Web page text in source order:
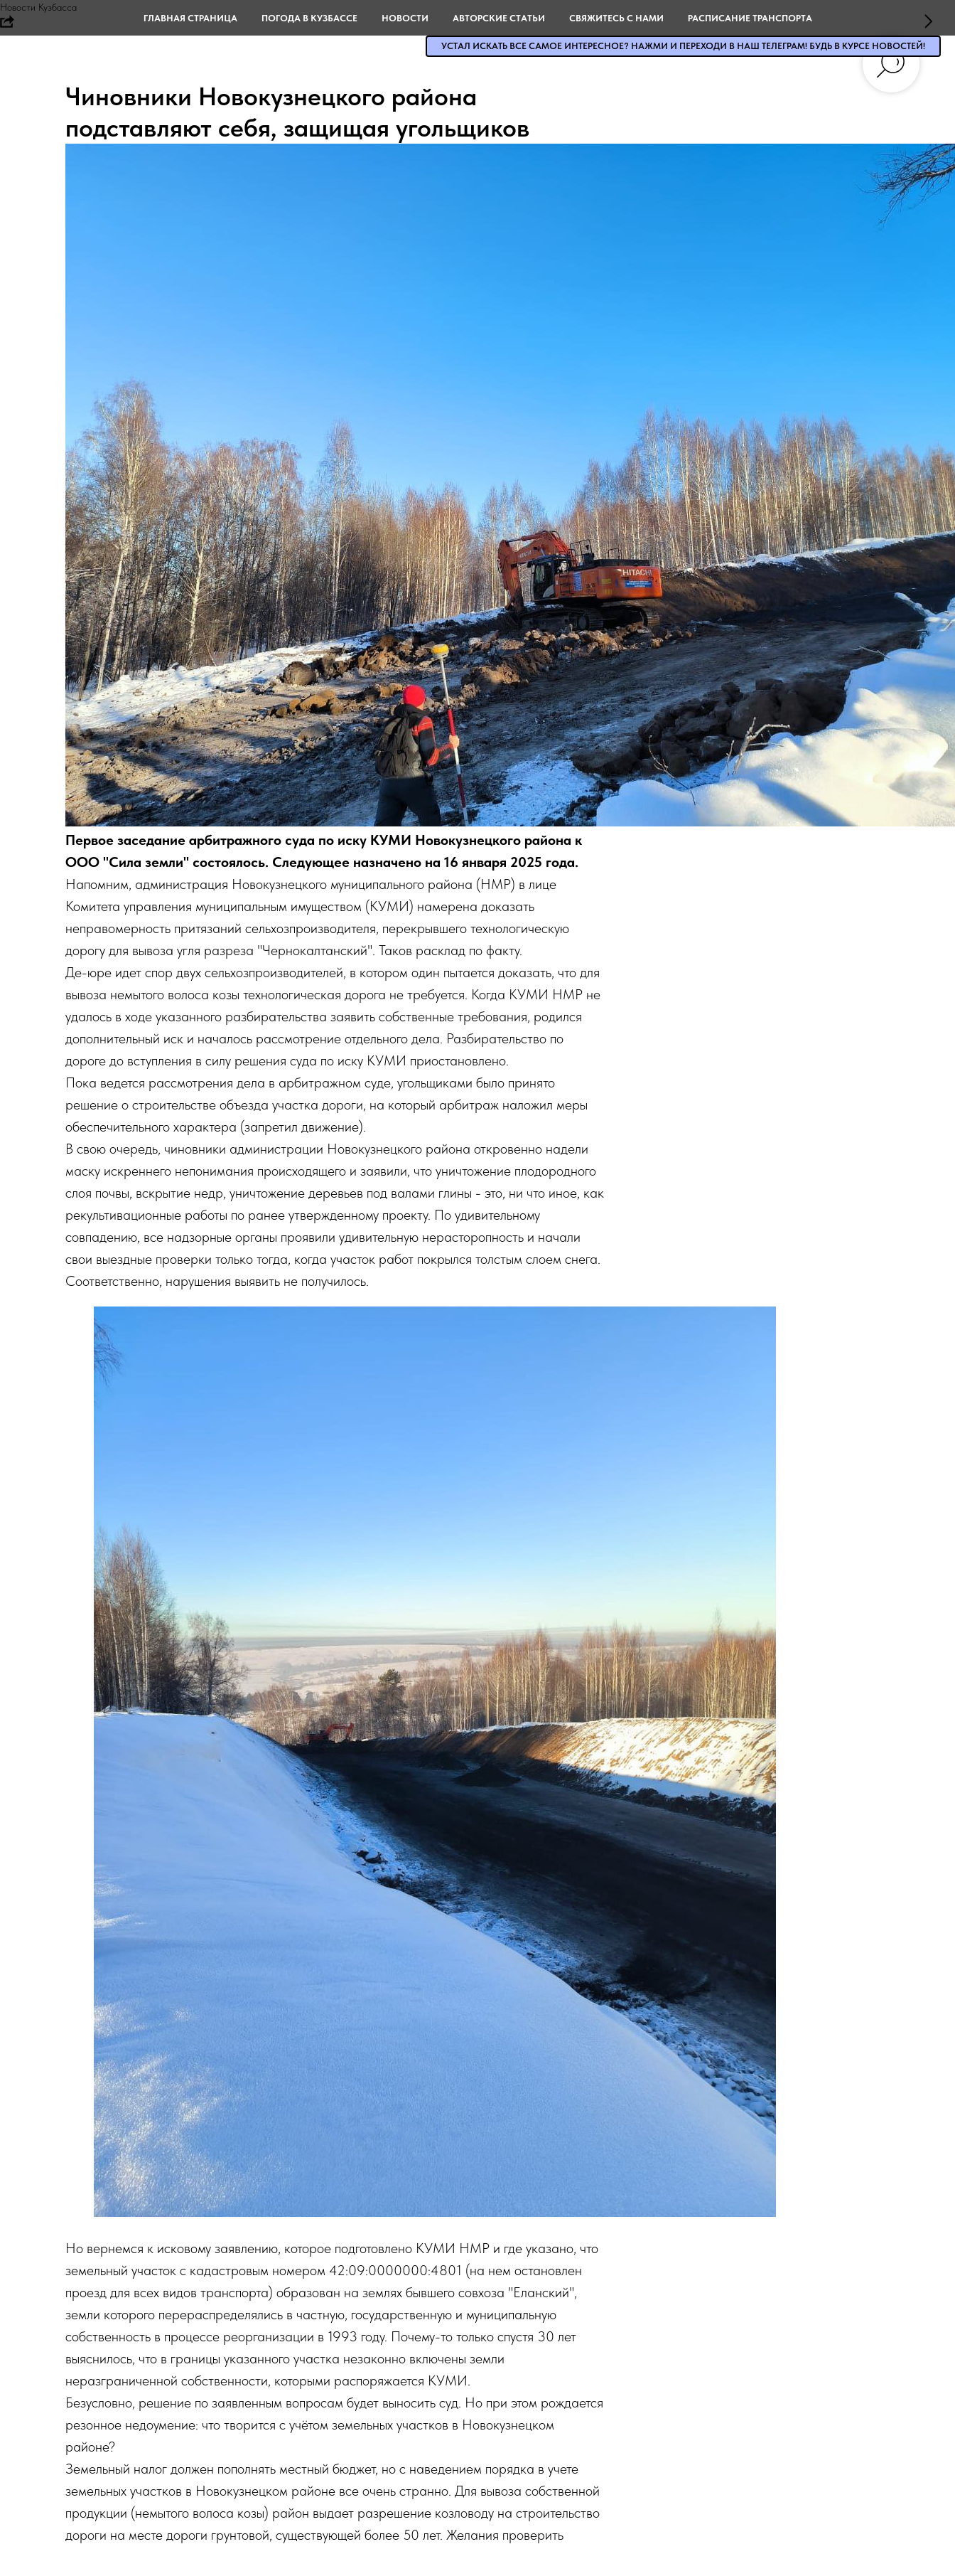
Новости Кузбасса
Чиновники Новокузнецкого района
подставляют себя, защищая угольщиков
Первое заседание арбитражного суда по иску КУМИ Новокузнецкого района к
ООО "Сила земли" состоялось. Следующее назначено на 16 января 2025 года.
Напомним, администрация Новокузнецкого муниципального района (НМР) в лице
Комитета управления муниципальным имуществом (КУМИ) намерена доказать
неправомерность притязаний сельхозпроизводителя, перекрывшего технологическую
дорогу для вывоза угля разреза "Чернокалтанский". Таков расклад по факту.
Де-юре идет спор двух сельхозпроизводителей, в котором один пытается доказать, что для
вывоза немытого волоса козы технологическая дорога не требуется. Когда КУМИ НМР не
удалось в ходе указанного разбирательства заявить собственные требования, родился
дополнительный иск и началось рассмотрение отдельного дела. Разбирательство по
дороге до вступления в силу решения суда по иску КУМИ приостановлено.
Пока ведется рассмотрения дела в арбитражном суде, угольщиками было принято
решение о строительстве объезда участка дороги, на который арбитраж наложил меры
обеспечительного характера (запретил движение).
В свою очередь, чиновники администрации Новокузнецкого района откровенно надели
маску искреннего непонимания происходящего и заявили, что уничтожение плодородного
слоя почвы, вскрытие недр, уничтожение деревьев под валами глины - это, ни что иное, как
рекультивационные работы по ранее утвержденному проекту. По удивительному
совпадению, все надзорные органы проявили удивительную нерасторопность и начали
свои выездные проверки только тогда, когда участок работ покрылся толстым слоем снега.
Соответственно, нарушения выявить не получилось.
Но вернемся к исковому заявлению, которое подготовлено КУМИ НМР и где указано, что
земельный участок с кадастровым номером 42:09:0000000:4801 (на нем остановлен
проезд для всех видов транспорта) образован на землях бывшего совхоза "Еланский",
земли которого перераспределялись в частную, государственную и муниципальную
собственность в процессе реорганизации в 1993 году. Почему-то только спустя 30 лет
выяснилось, что в границы указанного участка незаконно включены земли
неразграниченной собственности, которыми распоряжается КУМИ.
Безусловно, решение по заявленным вопросам будет выносить суд. Но при этом рождается
резонное недоумение: что творится с учётом земельных участков в Новокузнецком
районе?
Земельный налог должен пополнять местный бюджет, но с наведением порядка в учете
земельных участков в Новокузнецком районе все очень странно. Для вывоза собственной
продукции (немытого волоса козы) район выдает разрешение козловоду на строительство
дороги на месте дороги грунтовой, существующей более 50 лет. Желания проверить
ГЛАВНАЯ СТРАНИЦА ПОГОДА В КУЗБАССЕ НОВОСТИ АВТОРСКИЕ СТАТЬИ СВЯЖИТЕСЬ С НАМИ РАСПИСАНИЕ ТРАНСПОРТА
УСТАЛ ИСКАТЬ ВСЕ САМОЕ ИНТЕРЕСНОЕ? НАЖМИ И ПЕРЕХОДИ В НАШ ТЕЛЕГРАМ! БУДЬ В КУРСЕ НОВОСТЕЙ!